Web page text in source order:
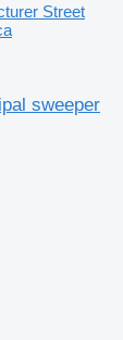
Street
sweeper